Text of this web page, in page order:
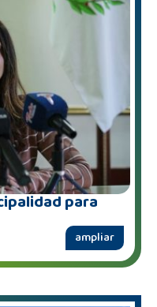
para
ampliar